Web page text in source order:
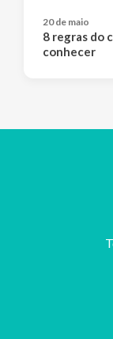
20 de maio
8 regras do
conhecer